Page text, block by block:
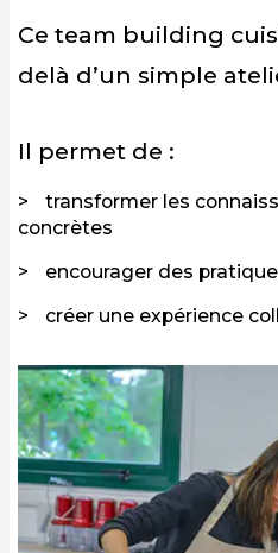
Ce team building
delà d’un simple
Il permet de :
transformer les
concrètes
encourager des
créer une expérience